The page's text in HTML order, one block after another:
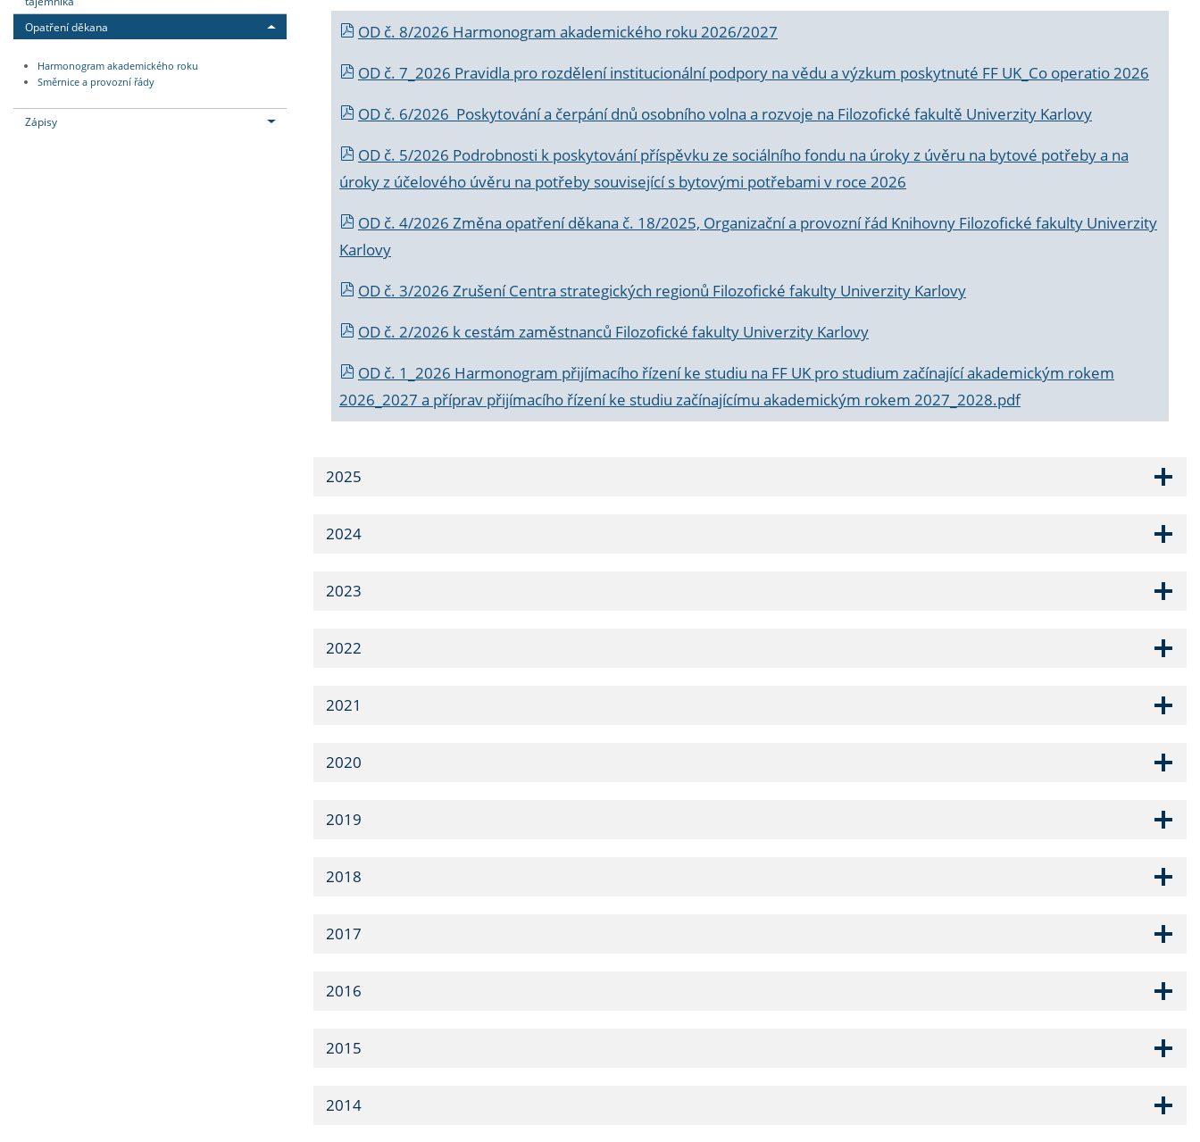
Opatření děkana
Harmonogram akademického roku
Směrnice a provozní řády
Zápisy
OD č. 8/2026 Harmonogram akademického roku 2026/2027
OD č. 7_2026 Pravidla pro rozdělení institucionální podpory na vědu a výzkum poskytnuté FF UK_Co operatio 2026
OD č. 6/2026 Poskytování a čerpání dnů osobního volna a rozvoje na Filozofické fakultě Univerzity Karlovy
OD č. 5/2026 Podrobnosti k poskytování příspěvku ze sociálního fondu na úroky z úvěru na bytové potřeby a na
úroky z účelového úvěru na potřeby související s bytovými potřebami v roce 2026
OD č. 4/2026 Změna opatření děkana č. 18/2025, Organizační a provozní řád Knihovny Filozofické fakulty Univerzity
Karlovy
OD č. 3/2026 Zrušení Centra strategických regionů Filozofické fakulty Univerzity Karlovy
OD č. 2/2026 k cestám zaměstnanců Filozofické fakulty Univerzity Karlovy
OD č. 1_2026 Harmonogram přijímacího řízení ke studiu na FF UK pro studium začínající akademickým rokem
2026_2027 a příprav přijímacího řízení ke studiu začínajícímu akademickým rokem 2027_2028.pdf
2025
2024
2023
2022
2021
2020
2019
2018
2017
2016
2015
2014